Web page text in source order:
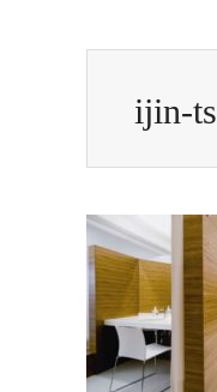
ijin-